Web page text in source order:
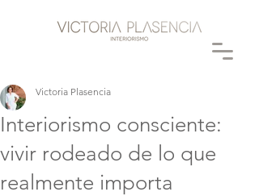
Interiorismo consciente:
vivir rodeado de lo que
realmente importa
Victoria Plasencia